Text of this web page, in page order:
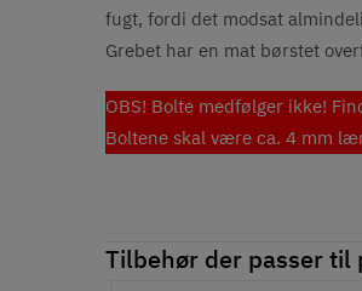
fugt, fordi det modsat
Grebet har en mat børstet
OBS! Bolte medfølger ikke!
Boltene skal være ca. 4 mm
Tilbehør der passer til